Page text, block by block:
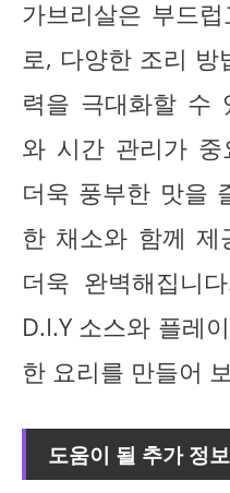
가브리살은 부드
로, 다양한 조리 방
력을 극대화할 수
와 시간 관리가 중
더욱 풍부한 맛을
한 채소와 함께 제
더욱 완벽해집니
D.I.Y 소스와 플레
한 요리를 만들어
도움이 될 추가 정보